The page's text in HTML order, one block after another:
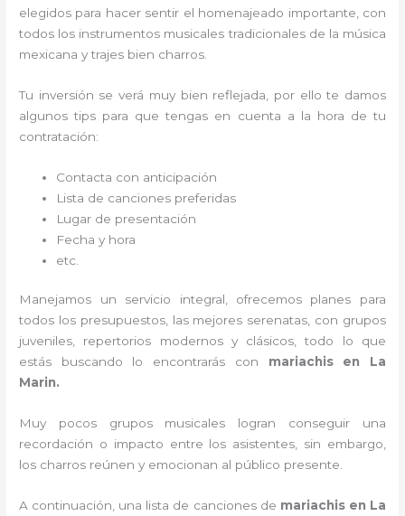
elegidos para hacer sentir el homenajeado importante, con
todos los instrumentos musicales tradicionales de la música
mexicana y trajes bien charros.
Tu inversión se verá muy bien reflejada, por ello te damos
algunos tips para que tengas en cuenta a la hora de tu
contratación:
Contacta con anticipación
Lista de canciones preferidas
Lugar de presentación
Fecha y hora
etc.
Manejamos un servicio integral, ofrecemos planes para
todos los presupuestos, las mejores serenatas, con grupos
juveniles, repertorios modernos y clásicos, todo lo que
estás buscando lo encontrarás con mariachis en La
Marin.
Muy pocos grupos musicales logran conseguir una
recordación o impacto entre los asistentes, sin embargo,
los charros reúnen y emocionan al público presente.
A continuación, una lista de canciones de mariachis en La